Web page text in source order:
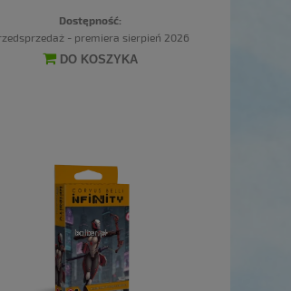
Dostępność:
- premiera sierpień 2026
DO KOSZYKA